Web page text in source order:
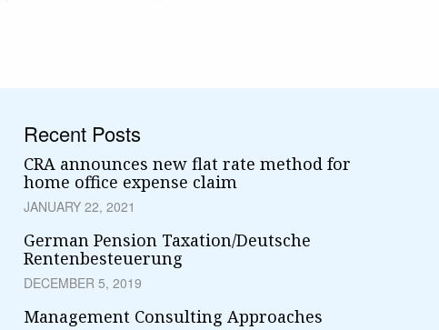
Recent Posts
CRA announces new flat rate method for
home office expense claim
JANUARY 22, 2021
German Pension Taxation/Deutsche
Rentenbesteuerung
DECEMBER 5, 2019
Management Consulting Approaches